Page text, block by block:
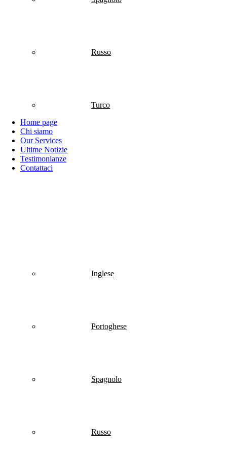
Russo
Turco
Home page
Chi siamo
Our Services
Ultime Notizie
Testimonianze
Contattaci
Inglese
Portoghese
Spagnolo
Russo